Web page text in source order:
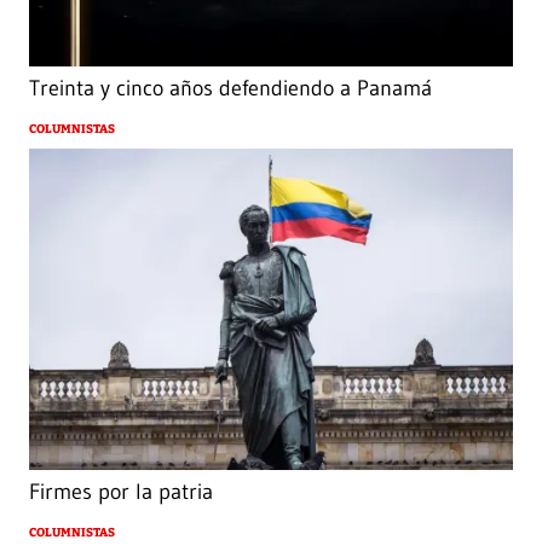
Treinta y cinco años defendiendo a Panamá
COLUMNISTAS
Firmes por la patria
COLUMNISTAS